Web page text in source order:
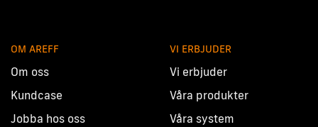
OM AREFF
Om oss
Kundcase
Jobba hos oss
VI ERBJUDER
Vi erbjuder
Våra produkter
Våra system